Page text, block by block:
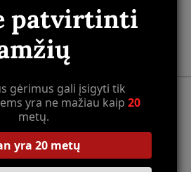
100 Eur
atrinkta
patvirtinti
gėrimus gali įsigyti tik
yra ne mažiau kaip20
metų.
yra 20 metų